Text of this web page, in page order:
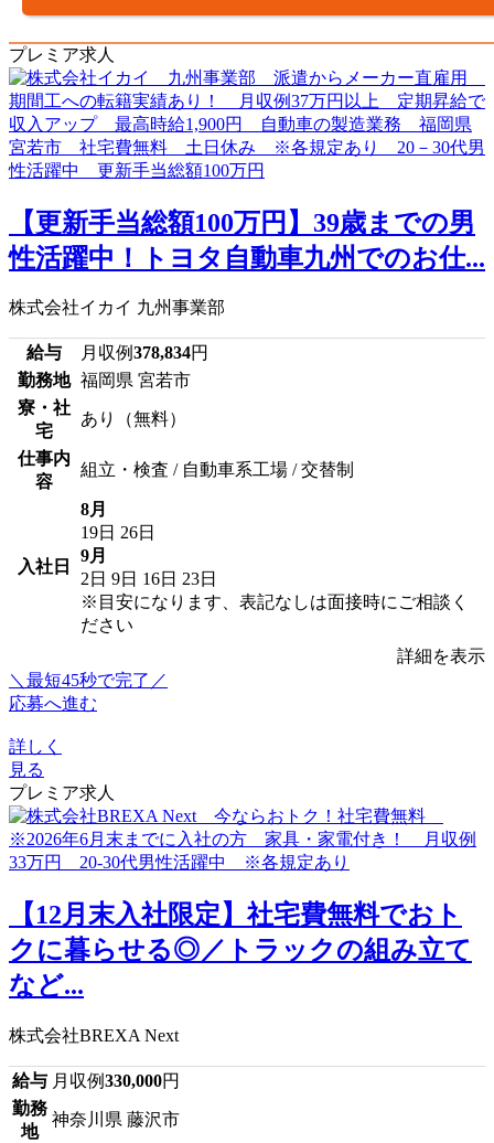
プレミア求人
【更新手当総額100万円】39歳までの男
性活躍中！トヨタ自動車九州でのお仕...
株式会社イカイ 九州事業部
給与 月収例378,834円
勤務地 福岡県 宮若市
寮・社
宅
あり（無料）
仕事内
容
組立・検査 / 自動車系工場 / 交替制
入社日
8月
19日 26日
9月
2日 9日 16日 23日
※目安になります、表記なしは面接時にご相談く
ださい
詳細を表示
＼最短45秒で完了／
応募へ進む
詳しく
見る
プレミア求人
【12月末入社限定】社宅費無料でおト
クに暮らせる◎／トラックの組み立て
など...
株式会社BREXA Next
給与 月収例330,000円
勤務
地
神奈川県 藤沢市